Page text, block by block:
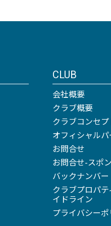
CLUB
会社概要
クラブ概要
クラブコンセプ
オフィシャル
お問合せ
お問合せ-スポ
バックナンバー
クラブプロパ
イドライン
プライバシー